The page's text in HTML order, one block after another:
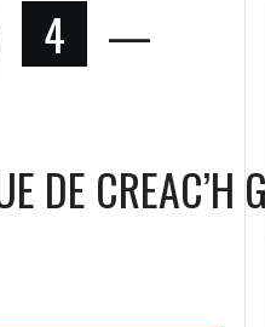
4 —
DE CREAC’H